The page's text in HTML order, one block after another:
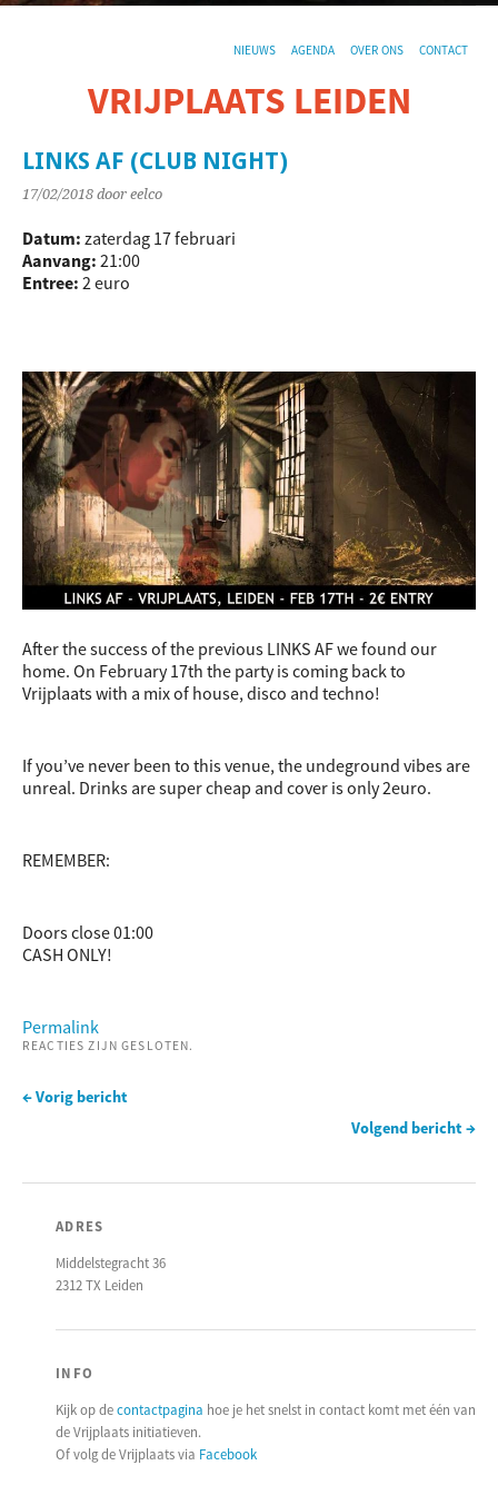
NIEUWS AGENDA OVER ONS CONTACT
VRIJPLAATS LEIDEN
LINKS AF (CLUB NIGHT)
17/02/2018 door eelco
Datum: zaterdag 17 februari
Aanvang: 21:00
Entree: 2 euro
After the success of the previous LINKS AF we found our
home. On February 17th the party is coming back to
Vrijplaats with a mix of house, disco and techno!
If you’ve never been to this venue, the undeground vibes are
unreal. Drinks are super cheap and cover is only 2euro.
REMEMBER:
Doors close 01:00
CASH ONLY!
Permalink
REACTIES ZIJN GESLOTEN.
← Vorig bericht
Volgend bericht →
ADRES
Middelstegracht 36
2312 TX Leiden
INFO
Kijk op decontactpagina hoe je het snelst in contact komt met één van
de Vrijplaats initiatieven.
Of volg de Vrijplaats via Facebook